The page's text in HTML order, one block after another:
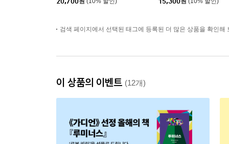
검색 페이지에서 선택된 태그에 등록된 더 많은 상품을 확인해
이 상품의 이벤트 (12개)